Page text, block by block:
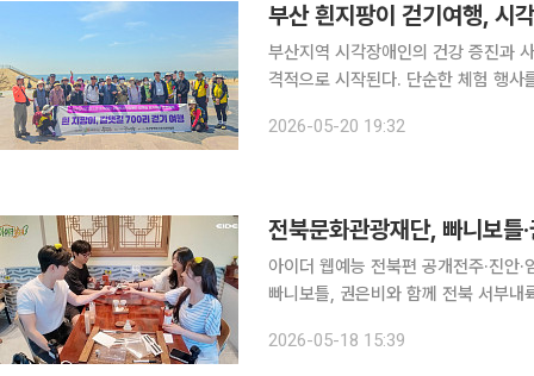
부산 흰지팡이 걷기여행, 시
부산지역 시각장애인의 건강 증진과
격적으로 시작된다. 단순한 체험 행
부산장애인스포츠문화협회 는 오는
2026-05-20 19:32
전북문화관광재단, 빠니보틀
아이더 웹예능 전북편 공개전주·진안·임실 로컬 여행
빠니보틀, 권은비와 함께 전북 서부내륙권 관광자원을 알
다. ‘아이더 샬레’는 출연진과 일반
2026-05-18 15:39